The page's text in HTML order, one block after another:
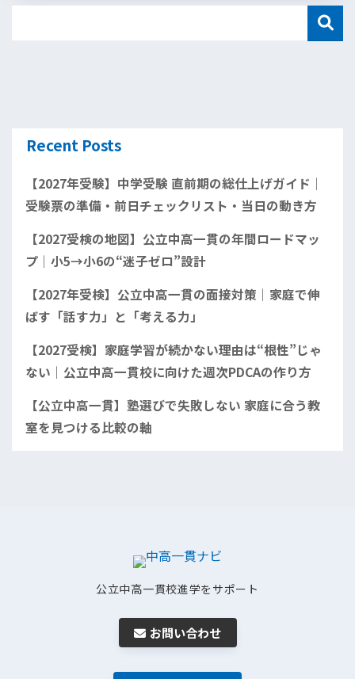
Recent Posts
【2027年受験】中学受験 直前期の総仕上げガイド｜
受験票の準備・前日チェックリスト・当日の動き方
【2027受検の地図】公立中高一貫の年間ロードマッ
プ｜小5→小6の“迷子ゼロ”設計
【2027年受検】公立中高一貫の面接対策｜家庭で伸
ばす「話す力」と「考える力」
【2027受検】家庭学習が続かない理由は“根性”じゃ
ない｜公立中高一貫校に向けた週次PDCAの作り方
【公立中高一貫】塾選びで失敗しない 家庭に合う教
室を見つける比較の軸
公立中高一貫校進学をサポート
お問い合わせ